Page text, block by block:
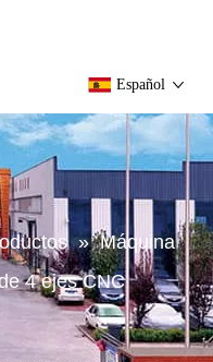
Español
» Máquina
4 ejes CNC